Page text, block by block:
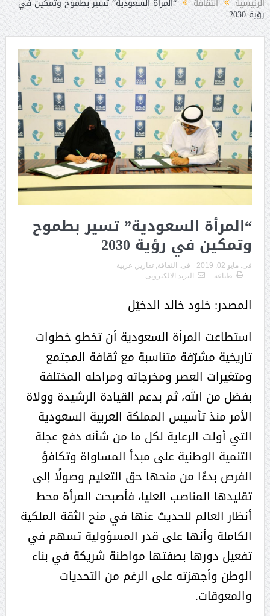
رؤية 2030
“المرأة السعودية” تسير بطموح
وتمكين في رؤية 2030
فى: مايو 02, 2019 فى: الثقافة تقارير
عربية
طباعة
البريد الالكترونى
المصدر: خلود خالد الدخيّل
استطاعت المرأة السعودية أن تخطو خطوات
تاريخية مشرّفة متناسبة مع ثقافة المجتمع
ومتغيرات العصر ومخرجاته ومراحله المختلفة
بفضل من الله، ثم بدعم القيادة الرشيدة وولاة
الأمر منذ تأسيس المملكة العربية السعودية
التي أولت الرعاية لكل ما من شأنه دفع عجلة
التنمية الوطنية على مبدأ المساواة وتكافؤ
الفرص بدءًا من منحها حق التعليم وصولًا إلى
تقليدها المناصب العليا، فأصبحت المرأة محط
أنظار العالم للحديث عنها في منح الثقة الملكية
الكاملة وأنها على قدر المسؤولية تسهم في
تفعيل دورها بصفتها مواطنة شريكة في بناء
الوطن وأجهزته على الرغم من التحديات
والمعوقات.